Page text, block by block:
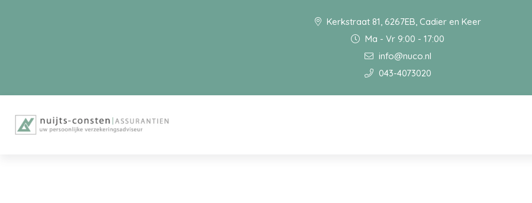
Kerkstraat 81, 6267EB, Cadier en Keer
Ma - Vr 9:00 - 17:00
info@nuco.nl
043-4073020